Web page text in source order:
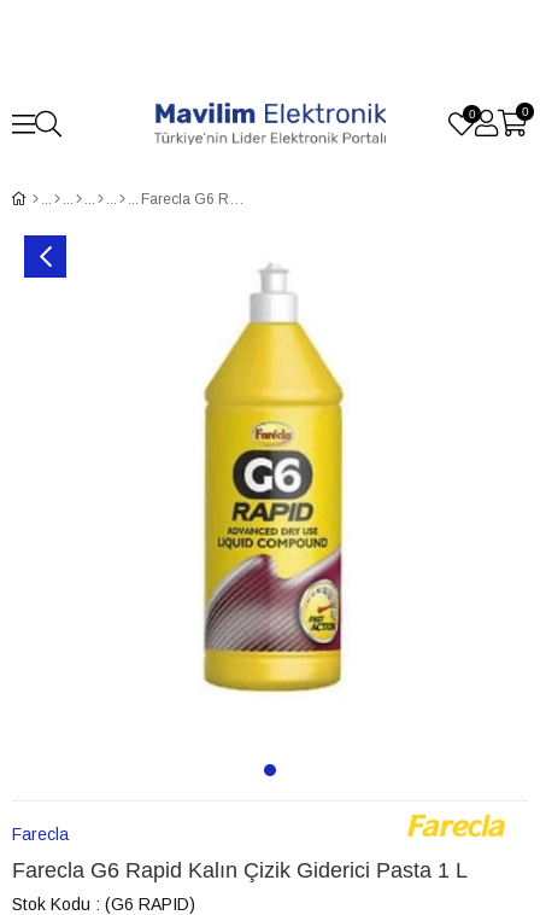
0
0
Farecla G6 Rapid Kalın Çizik Giderici Pasta 1 L
Farecla
Farecla G6 Rapid Kalın Çizik Giderici Pasta 1 L
Stok Kodu (G6 RAPID)